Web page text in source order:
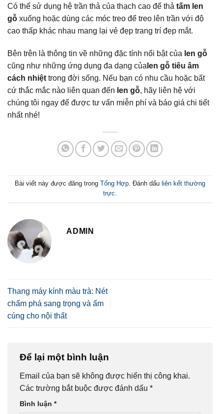
Có thể sử dụng hệ trần thả của thạch cao để thả tấm len
gỗ xuống hoặc dùng các móc treo để treo lên trần với độ
cao thấp khác nhau mang lại vẻ đẹp trang trí đẹp mắt.
Bên trên là thông tin về những đặc tính nổi bật của len gỗ
cũng như những ứng dụng đa dạng của len gỗ tiêu âm
cách nhiệt trong đời sống. Nếu bạn có nhu cầu hoặc bất
cứ thắc mắc nào liên quan đến len gỗ, hãy liên hệ với
chúng tôi ngay để được tư vấn miễn phí và báo giá chi tiết
nhất nhé!
Bài viết này được đăng trong Tổng Hợp. Đánh dấu liên kết thường
trực.
ADMIN
Thang máy kính màu trà: Nét
chấm phá sang trọng và ấm
cúng cho nội thất
Để lại một bình luận
Email của bạn sẽ không được hiển thị công khai.
Các trường bắt buộc được đánh dấu *
Bình luận *